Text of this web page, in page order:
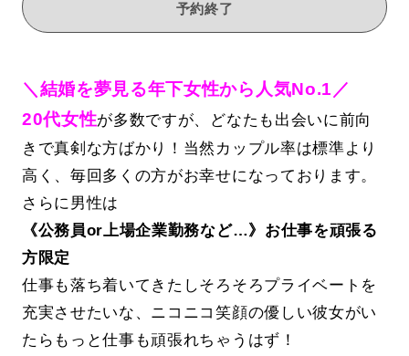
予約終了
＼結婚を夢見る年下女性から人気No.1／
20代女性が多数ですが、どなたも出会いに前向
きで真剣な方ばかり！当然カップル率は標準より
高く、毎回多くの方がお幸せになっております。
さらに男性は
《公務員or上場企業勤務など…》お仕事を頑張る
方限定
仕事も落ち着いてきたしそろそろプライベートを
充実させたいな、ニコニコ笑顔の優しい彼女がい
たらもっと仕事も頑張れちゃうはず！